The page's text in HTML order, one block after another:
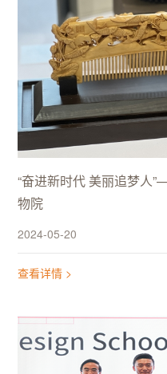
“奋进新时代 美丽追梦人
物院
2024-05-20
查看详情 >